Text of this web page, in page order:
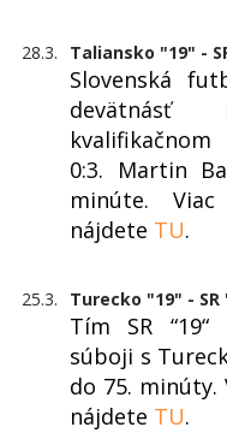
28.3. Taliansko "19" -
Slovenská
0:3. Martin
minúte.
nájdete TU.
25.3. Turecko "19" - SR
Tím SR
súboji s
do 75. minúty.
nájdete TU.